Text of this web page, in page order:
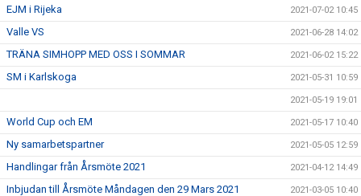
EJM i Rijeka 2021-07-02 10:45
Valle VS 2021-06-28 14:02
TRÄNA SIMHOPP MED OSS I SOMMAR 2021-06-02 15:22
SM i Karlskoga 2021-05-31 10:59
2021-05-19 19:01
World Cup och EM 2021-05-17 10:40
Ny samarbetspartner 2021-05-05 12:59
Handlingar från Årsmöte 2021 2021-04-12 14:49
Inbjudan till Årsmöte Måndagen den 29 Mars 2021 2021-03-05 10:40